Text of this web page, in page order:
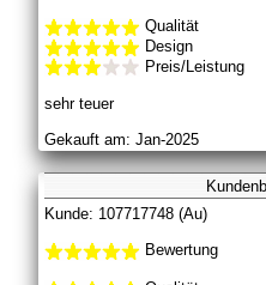
Qualität
Design
Preis/Leistung
sehr teuer
Gekauft am: Jan-2025
Kunde: 107717748 (Au)
Bewertung